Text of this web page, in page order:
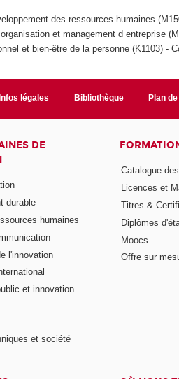
des ressources humaines
et management d entreprise
et bien-être de la personne (K1103) -
Infos légales Bibliothèque Plan
DE
durable
humaines
l'innovation
et innovation
et société
Catalogue
Licences et
Titres &
Diplômes
Moocs
Offre sur